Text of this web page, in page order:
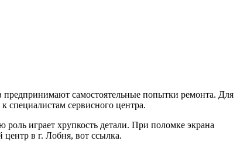
предпринимают самостоятельные попытки ремонта. Для
специалистам сервисного центра.
играет хрупкость детали. При поломке экрана
центр в г. Лобня, вот ссылка.